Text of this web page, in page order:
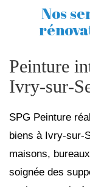
Nos
Peinture
SPG Peinture
biens à
maisons,
soignée des